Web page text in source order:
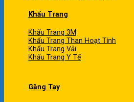
Khẩu Trang
Khẩu Trang 3M
Khẩu Trang Than Hoạt Tính
Khẩu Trang Vải
Khẩu Trang Y Tế
Găng Tay